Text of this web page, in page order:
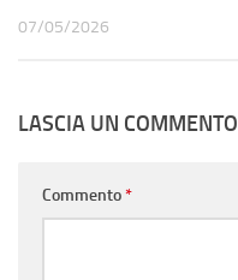
07/05/2026
LASCIA UN COMMENTO
Commento*